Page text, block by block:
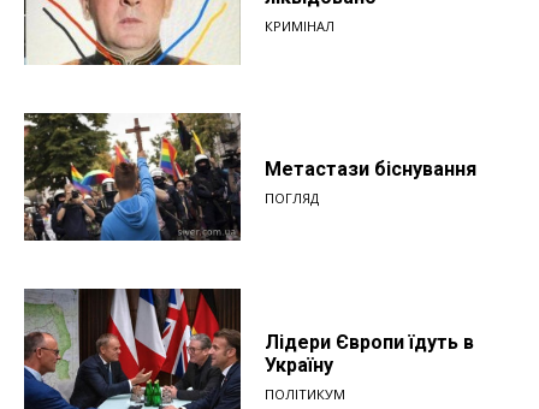
КРИМІНАЛ
Метастази біснування
ПОГЛЯД
Лідери Європи їдуть в
Україну
ПОЛІТИКУМ